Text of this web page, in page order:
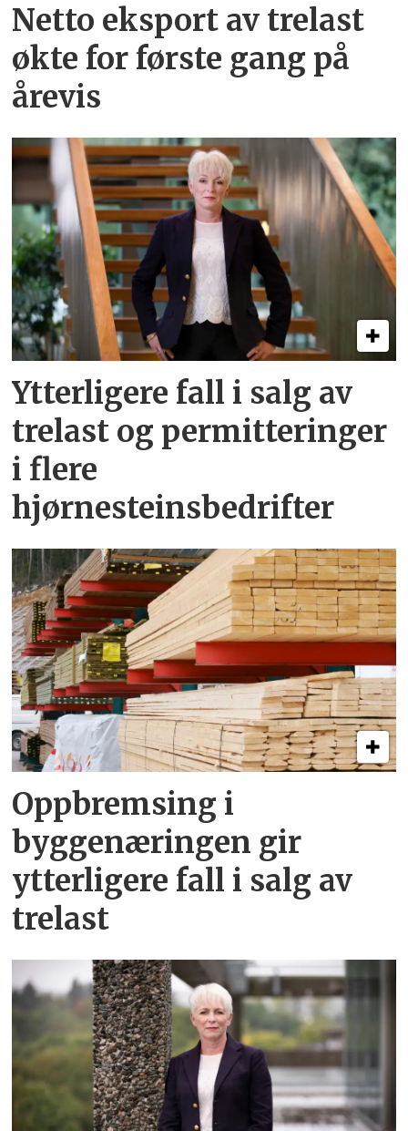
Netto eksport av trelast
økte for første gang på
årevis
Ytterligere fall i salg av
trelast og permitteringer
i flere
hjørnesteinsbedrifter
Oppbremsing i
byggenæringen gir
ytterligere fall i salg av
trelast